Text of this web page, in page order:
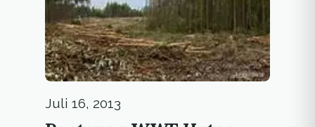
Juli 16, 2013